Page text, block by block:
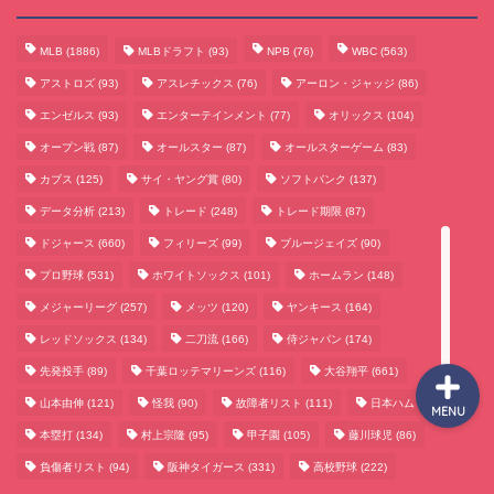
MLB (1886) MLBドラフト (93) NPB (76) WBC (563)
アストロズ (93) アスレチックス (76) アーロン・ジャッジ (86)
エンゼルス (93) エンターテインメント (77) オリックス (104)
オープン戦 (87) オールスター (87) オールスターゲーム (83)
カブス (125) サイ・ヤング賞 (80) ソフトバンク (137)
データ分析 (213) トレード (248) トレード期限 (87)
ドジャース (660) フィリーズ (99) ブルージェイズ (90)
プロ野球 (531) ホワイトソックス (101) ホームラン (148)
メジャーリーグ (257) メッツ (120) ヤンキース (164)
レッドソックス (134) 二刀流 (166) 侍ジャパン (174)
先発投手 (89) 千葉ロッテマリーンズ (116) 大谷翔平 (661)
山本由伸 (121) 怪我 (90) 故障者リスト (111) 日本ハム(117)
本塁打 (134) 村上宗隆 (95) 甲子園 (105) 藤川球児 (86)
負傷者リスト (94) 阪神タイガース (331) 高校野球 (222)
MENU
サッカーまとめ
ゲームまとめ
テクノロジーまとめ
ビジネス・経済まとめ